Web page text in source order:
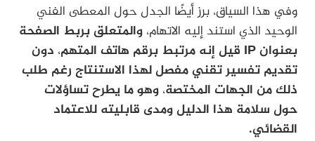
وفي هذا السياق، برز أيضًا الجدل حول المعطى الفني
الوحيد الذي استند إليه الاتهام، والمتعلق بربط الصفحة
بعنوان IP قيل إنه مرتبط برقم هاتف المتهم
، دون
تقديم تفسير تقني مفصل لهذا الاستنتاج رغم طلب
ذلك من الجهات المختصة، وهو ما يطرح تساؤلات
حول سلامة هذا الدليل ومدى قابليته للاعتماد
القضائي.